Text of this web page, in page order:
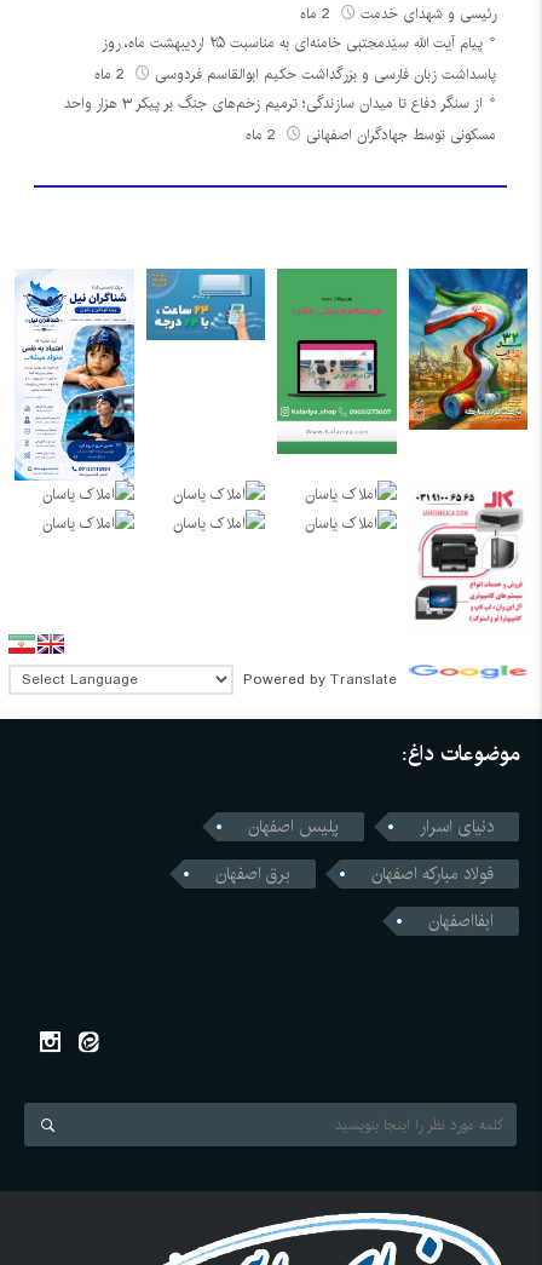
رئیسی و شهدای خدمت
پیام آیت الله سیّدمجتبی خامنه‌ای به مناسبت ۲۵ اردیبهشت ماه، روز
پاسداشت زبان فارسی و بزرگداشت حکیم ابوالقاسم فردوسی
از سنگر دفاع تا میدان سازندگی؛ ترمیم زخم‌های جنگ بر پیکر ۳ هزار واحد
مسکونی توسط جهادگران اصفهانی
Powered by Translate
موضوعات داغ:
دنیای اسرار
پلیس اصفهان
فولاد مبارکه اصفهان
برق اصفهان
ابفااصفهان